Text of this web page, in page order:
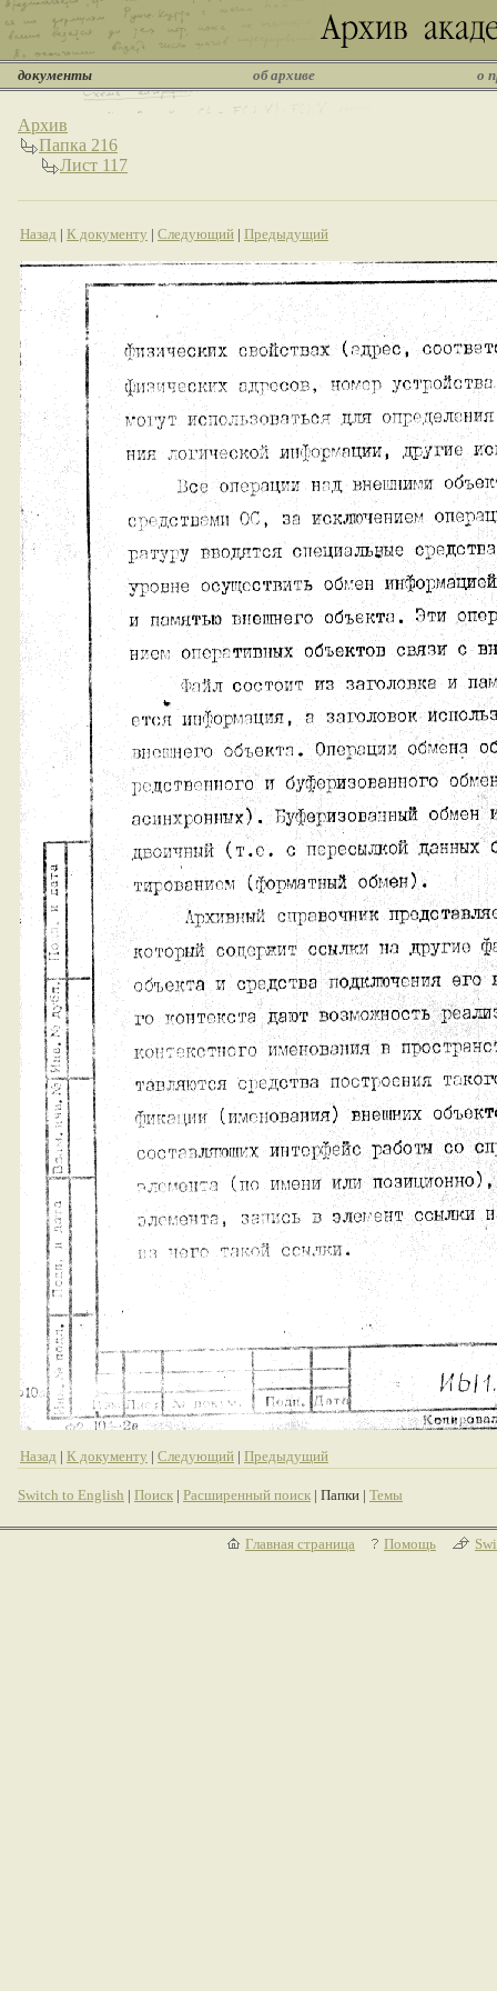
документы об архиве о
Архив
Папка 216
Лист 117
Назад | К документу | Следующий | Предыдущий
Назад | К документу | Следующий | Предыдущий
Switch to English | Поиск | Расширенный поиск | Папки | Темы
Главная страница Помощь